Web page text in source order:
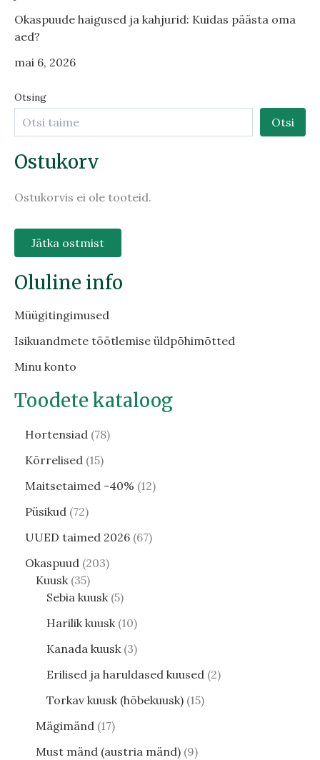
Okaspuude haigused ja kahjurid: Kuidas päästa oma
aed?
mai 6, 2026
Otsing
Otsi
Ostukorv
Ostukorvis ei ole tooteid.
Jätka ostmist
Oluline info
Müügitingimused
Isikuandmete töötlemise üldpõhimõtted
Minu konto
Toodete kataloog
Hortensiad 78
Kõrrelised 15
Maitsetaimed -40% 12
Püsikud 72
UUED taimed 2026 67
Okaspuud 203
Kuusk 35
Sebia kuusk 5
Harilik kuusk 10
Kanada kuusk 3
Erilised ja haruldased kuused 2
Torkav kuusk (hõbekuusk) 15
Mägimänd 17
Must mänd (austria mänd) 9